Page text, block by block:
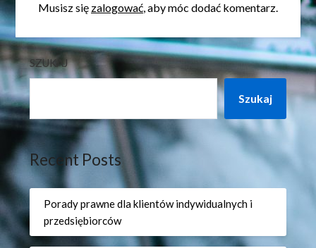
Musisz się zalogować, aby móc dodać komentarz.
SZUKAJ
Szukaj
Recent Posts
Porady prawne dla klientów indywidualnych i
przedsiębiorców